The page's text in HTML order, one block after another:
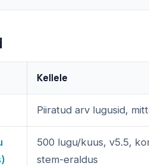
Kellele
Piiratud arv lugusid,
500 lugu/kuus, v5.5,
stem-eraldus